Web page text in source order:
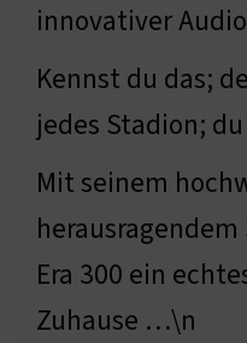
innovativer
Kennst du das;
jedes Stadion;
Mit seinem
Era 300 ein
Zuhause …\n